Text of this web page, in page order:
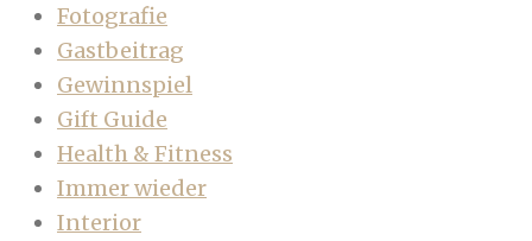
Fotografie
Gastbeitrag
Gewinnspiel
Gift Guide
Health & Fitness
Immer wieder
Interior